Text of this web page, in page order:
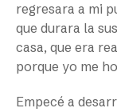
regresara a mi
que durara la
casa, que era
porque yo me
Empecé a